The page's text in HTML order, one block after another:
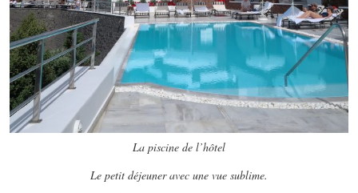
La piscine de l’hôtel
Le petit déjeuner avec une vue sublime.